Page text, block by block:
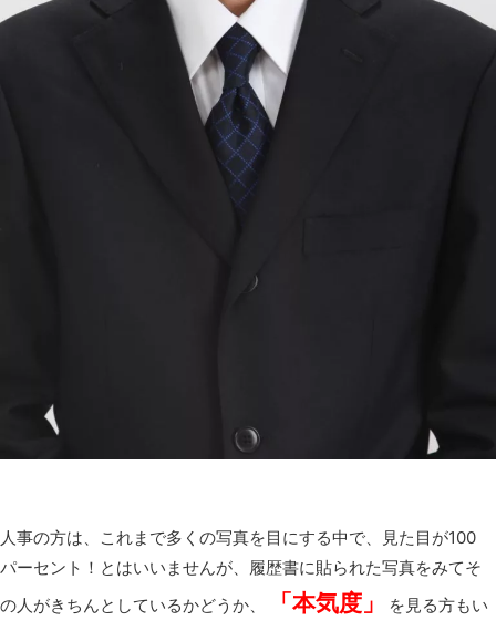
人事の方は、これまで多くの写真を目にする中で、見た目が100
パーセント！とはいいませんが、履歴書に貼られた写真をみてそ
の人がきちんとしているかどうか、
「本気度」
を見る方もい